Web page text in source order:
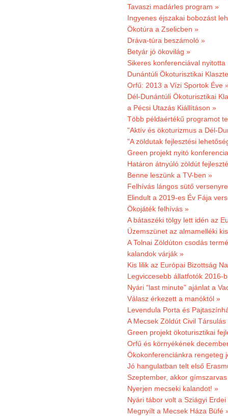
Tavaszi madárles program »
Ingyenes éjszakai bobozást
Ökotúra a Zselicben »
Dráva-túra beszámoló »
Betyár jó ökovilág »
Sikeres konferenciával
Dunántúli Ökoturisztikai
Orfű: 2013 a Vízi Sportok Éve
Dél-Dunántúli Ökoturisztikai
a Pécsi Utazás Kiállításon »
Több példaértékű programot
"Aktív és ökoturizmus a Dél-
"A zöldutak fejlesztési
Green projekt nyitó
Határon átnyúló zöldút
Benne leszünk a TV-ben »
Felhívás lángos sütő
Elindult a 2019-es Év Fája
Ökojáték felhívás »
A bátaszéki tölgy lett idén az
Üzemszünet az almamelléki
A Tolnai Zöldúton csodás
kalandok várják »
Kis lilik az Európai Bizottság
Legviccesebb állatfotók 2016-
Nyári “last minute” ajánlat a
Válasz érkezett a manóktól »
Levendula Porta és
A Mecsek Zöldút Civil
Green projekt ökoturisztikai
Orfű és környékének
Ökokonferenciánkra rengeteg
Jó hangulatban telt első
Szeptember, akkor
Nyerjen mecseki kalandot! »
Nyári tábor volt a Sziágyi
Megnyílt a Mecsek Háza Büfé